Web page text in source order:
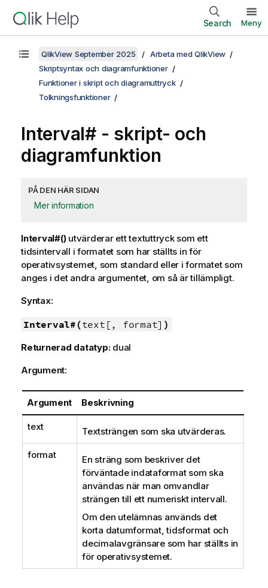
Search Meny
QlikView September 2025
Arbeta med QlikView
Skriptsyntax och diagramfunktioner
Funktioner i skript och diagramuttryck
Tolkningsfunktioner
Interval# - skript- och
diagramfunktion
PÅ DEN HÄR SIDAN
Mer information
Interval#()utvärderar ett textuttryck som ett
tidsintervall i formatet som har ställts in för
operativsystemet, som standard eller i formatet som
anges i det andra argumentet, om så är tillämpligt.
Syntax:
Interval#(text[, format] )
Returnerad datatyp: dual
Argument:
Argument Beskrivning
text Textsträngen som ska utvärderas.
format
En sträng som beskriver det
förväntade indataformat som ska
användas när man omvandlar
strängen till ett numeriskt intervall.
Om den utelämnas används det
korta datumformat, tidsformat och
decimalavgränsare som har ställts in
för operativsystemet.